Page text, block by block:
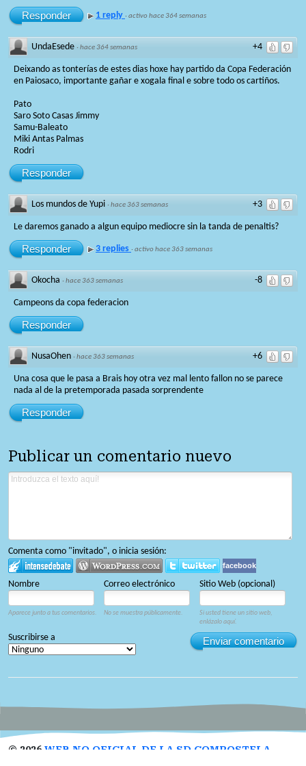
Responder 1 reply ·activo hace 364 semanas
+4
UndaEsede ·hace 364 semanas
Deixando as tonterías de estes dias hoxe hay partido da Copa Federación
en Paiosaco, importante gañar e xogala final e sobre todo os cartiños.
Pato
Saro Soto Casas Jimmy
Samu-Baleato
Miki Antas Palmas
Rodri
Responder
+3
Los mundos de Yupi ·hace 363 semanas
Le daremos ganado a algun equipo mediocre sin la tanda de penaltis?
Responder 3 replies ·activo hace 363 semanas
-8
Okocha ·hace 363 semanas
Campeons da copa federacion
Responder
+6
NusaOhen ·hace 363 semanas
Una cosa que le pasa a Brais hoy otra vez mal lento fallon no se parece
nada al de la pretemporada pasada sorprendente
Responder
Publicar un comentario nuevo
Comenta como "invitado", o inicia sesión:
facebook
Nombre Correo electrónico Sitio Web (opcional)
Aparece junto a tus comentarios. No se muestra públicamente.
Si usted tiene un sitio web,
enlázalo aquí.
Enviar comentario
Suscribirse a
© 2026 WEB NO OFICIAL DE LA SD COMPOSTELA